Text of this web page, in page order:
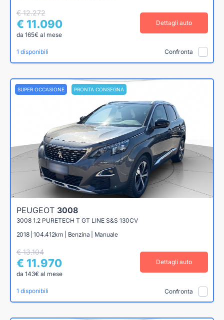
€ 12.272
€ 11.090
da 165€ al mese
Dettagli auto
1 disponibili Confronta
SUPER OCCASIONE PRONTA CONSEGNA
PEUGEOT 3008
3008 1.2 PURETECH T GT LINE S&S 130CV
2018 | 104.412km | Benzina | Manuale
€ 13.104
€ 11.970
da 143€ al mese
Dettagli auto
1 disponibili Confronta